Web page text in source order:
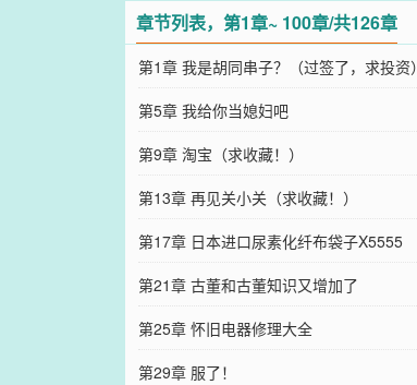
章节列表，第1章~ 100章/共126章
第1章 我是胡同串子？（过签了，求投资）
第5章 我给你当媳妇吧
第9章 淘宝（求收藏！）
第13章 再见关小关（求收藏！）
第17章 日本进口尿素化纤布袋子X5555
第21章 古董和古董知识又增加了
第25章 怀旧电器修理大全
第29章 服了！